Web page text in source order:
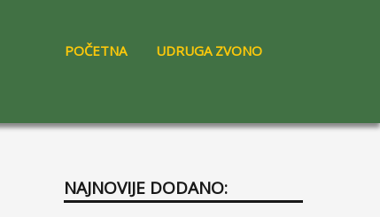
POČETNA UDRUGA ZVONO
NAJNOVIJE DODANO: